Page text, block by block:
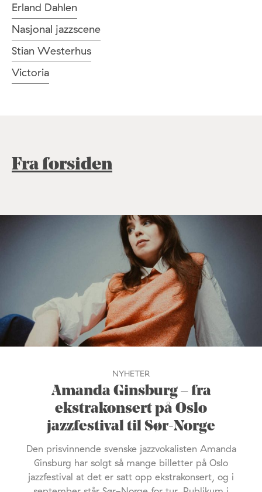
Erland Dahlen
Nasjonal jazzscene
Stian Westerhus
Victoria
Fra forsiden
NYHETER
Amanda Ginsburg – fra
ekstrakonsert på Oslo
jazzfestival til Sør-Norge
Den prisvinnende svenske jazzvokalisten Amanda
Ginsburg har solgt så mange billetter på Oslo
jazzfestival at det er satt opp ekstrakonsert, og i